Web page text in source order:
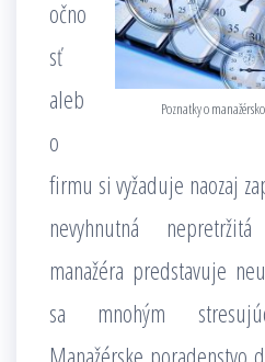
Poznatky o
očno
sť
aleb
o
firmu si vyžaduje naozaj
nevyhnutná
manažéra predstavuje
sa mnohým
Manažérske poradenstvo